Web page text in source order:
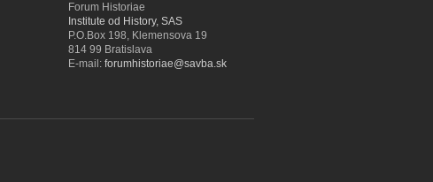
Forum Historiae
Institute od History, SAS
P.O.Box 198, Klemensova 19
814 99 Bratislava
E-mail: forumhistoriae@savba.sk